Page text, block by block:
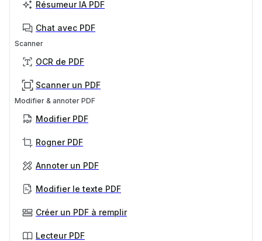
Résumeur IA PDF
Chat avec PDF
Scanner
OCR de PDF
Scanner un PDF
Modifier & annoter PDF
Modifier PDF
Rogner PDF
Annoter un PDF
Modifier le texte PDF
Créer un PDF à remplir
Lecteur PDF